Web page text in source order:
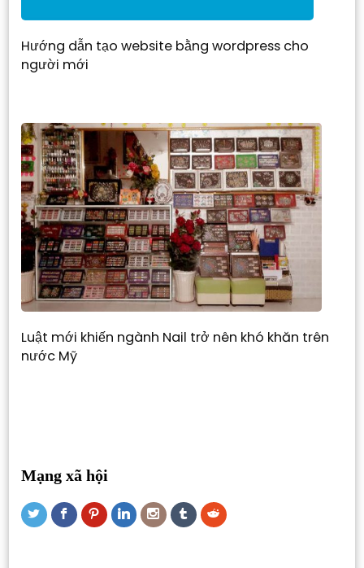
Hướng dẫn tạo website bằng wordpress cho
người mới
Luật mới khiến ngành Nail trở nên khó khăn trên
nước Mỹ
Mạng xã hội